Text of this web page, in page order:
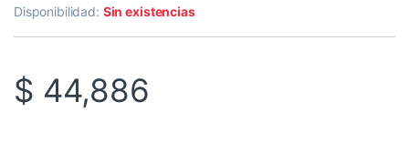
Disponibilidad: Sin existencias
$ 44,886